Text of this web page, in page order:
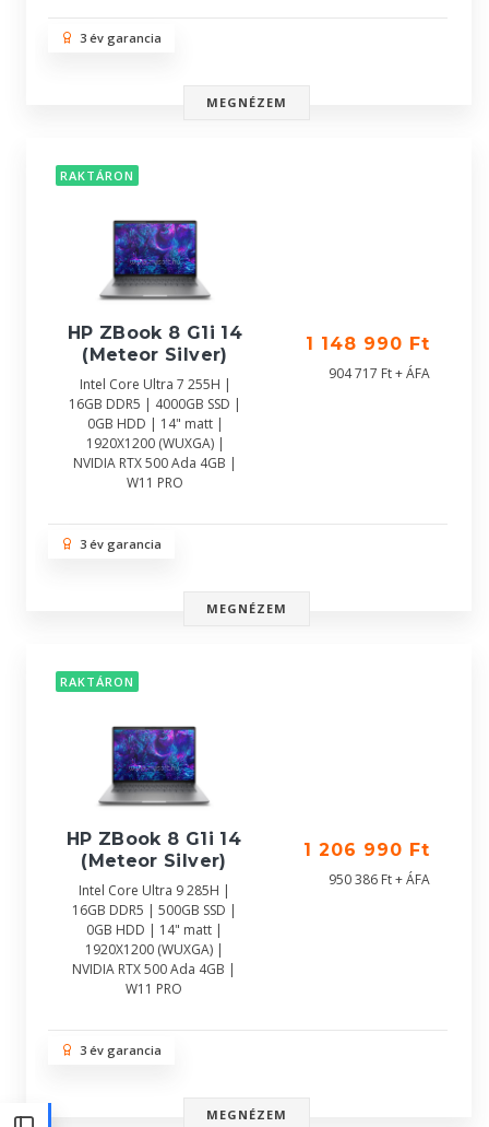
3 év garancia
MEGNÉZEM
RAKTÁRON
HP ZBook 8 G1i 14
(Meteor Silver)
Intel Core Ultra 7 255H |
16GB DDR5 | 4000GB SSD |
0GB HDD | 14" matt |
1920X1200 (WUXGA) |
NVIDIA RTX 500 Ada 4GB |
W11 PRO
1 148 990 Ft
904 717 Ft + ÁFA
3 év garancia
MEGNÉZEM
RAKTÁRON
HP ZBook 8 G1i 14
(Meteor Silver)
Intel Core Ultra 9 285H |
16GB DDR5 | 500GB SSD |
0GB HDD | 14" matt |
1920X1200 (WUXGA) |
NVIDIA RTX 500 Ada 4GB |
W11 PRO
1 206 990 Ft
950 386 Ft + ÁFA
3 év garancia
MEGNÉZEM